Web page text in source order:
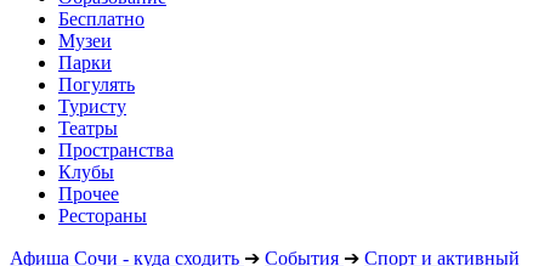
Бесплатно
Музеи
Парки
Погулять
Туристу
Театры
Пространства
Клубы
Прочее
Рестораны
Афиша Сочи - куда сходить ➔ События ➔ Спорт и активный